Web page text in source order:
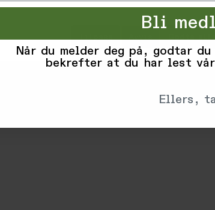
Bli
Når du melder deg på, godtar
bekrefter at du har lest vår
Ellers,